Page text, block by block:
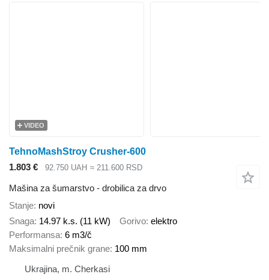
VIDEO
TehnoMashStroy Crusher-600
1.803 €
92.750 UAH ≈ 211.600 RSD
Mašina za šumarstvo - drobilica za drvo
Stanje novi
Snaga 14.97 k.s. (11 kW) Gorivo elektro
Performansa 6 m3/č
Maksimalni prečnik grane 100 mm
Ukrajina, m. Cherkasi